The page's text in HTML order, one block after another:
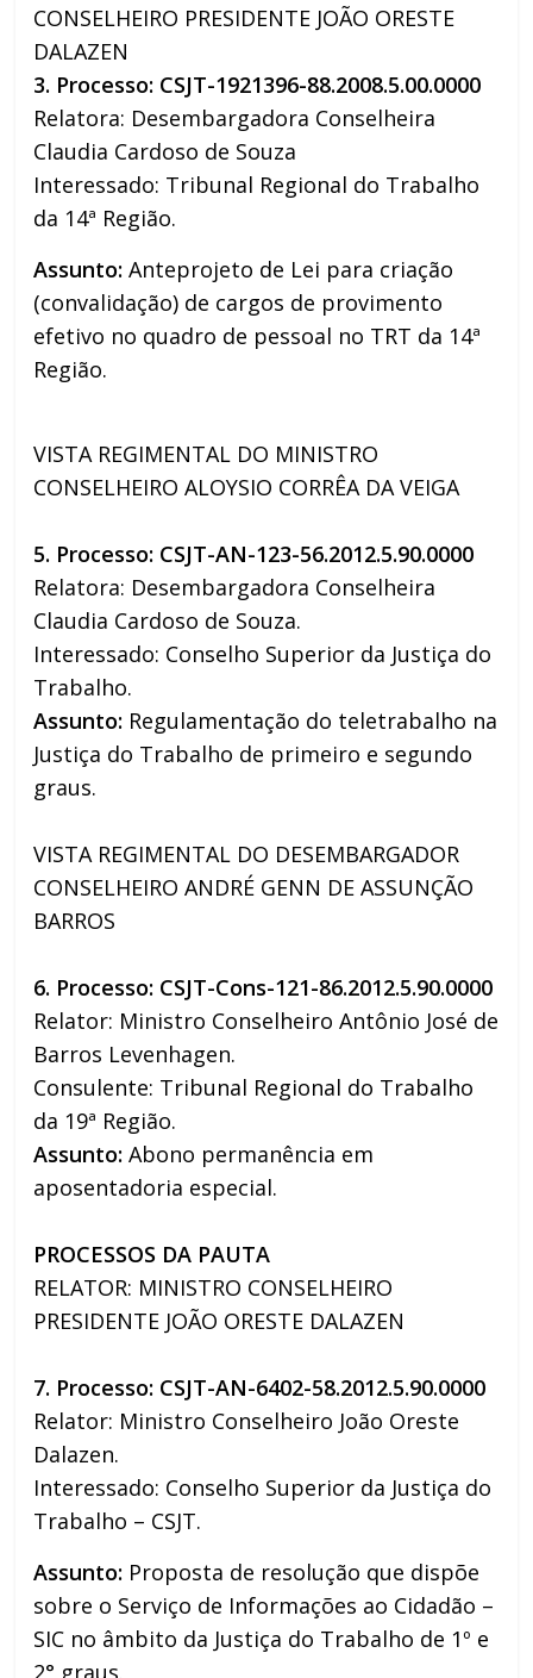
CONSELHEIRO PRESIDENTE JOÃO ORESTE
DALAZEN
3. Processo: CSJT-1921396-88.2008.5.00.0000
Relatora: Desembargadora Conselheira
Claudia Cardoso de Souza
Interessado: Tribunal Regional do Trabalho
da 14ª Região.
Assunto: Anteprojeto de Lei para criação
(convalidação) de cargos de provimento
efetivo no quadro de pessoal no TRT da 14ª
Região.
VISTA REGIMENTAL DO MINISTRO
CONSELHEIRO ALOYSIO CORRÊA DA VEIGA
5. Processo: CSJT-AN-123-56.2012.5.90.0000
Relatora: Desembargadora Conselheira
Claudia Cardoso de Souza.
Interessado: Conselho Superior da Justiça do
Trabalho.
Assunto: Regulamentação do teletrabalho na
Justiça do Trabalho de primeiro e segundo
graus.
VISTA REGIMENTAL DO DESEMBARGADOR
CONSELHEIRO ANDRÉ GENN DE ASSUNÇÃO
BARROS
6. Processo: CSJT-Cons-121-86.2012.5.90.0000
Relator: Ministro Conselheiro Antônio José de
Barros Levenhagen.
Consulente: Tribunal Regional do Trabalho
da 19ª Região.
Assunto: Abono permanência em
aposentadoria especial.
PROCESSOS DA PAUTA
RELATOR: MINISTRO CONSELHEIRO
PRESIDENTE JOÃO ORESTE DALAZEN
7. Processo: CSJT-AN-6402-58.2012.5.90.0000
Relator: Ministro Conselheiro João Oreste
Dalazen.
Interessado: Conselho Superior da Justiça do
Trabalho – CSJT.
Assunto: Proposta de resolução que dispõe
sobre o Serviço de Informações ao Cidadão –
SIC no âmbito da Justiça do Trabalho de 1º e
2° graus.